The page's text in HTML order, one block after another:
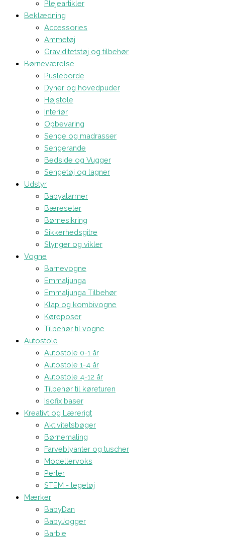
Plejeartikler
Beklædning
Accessories
Ammetøj
Graviditetstøj og tilbehør
Børneværelse
Pusleborde
Dyner og hovedpuder
Højstole
Interiør
Opbevaring
Senge og madrasser
Sengerande
Bedside og Vugger
Sengetøj og lagner
Udstyr
Babyalarmer
Bæreseler
Børnesikring
Sikkerhedsgitre
Slynger og vikler
Vogne
Barnevogne
Emmaljunga
Emmaljunga Tilbehør
Klap og kombivogne
Køreposer
Tilbehør til vogne
Autostole
Autostole 0-1 år
Autostole 1-4 år
Autostole 4-12 år
Tilbehør til køreturen
Isofix baser
Kreativt og Lærerigt
Aktivitetsbøger
Børnemaling
Farveblyanter og tuscher
Modellervoks
Perler
STEM - legetøj
Mærker
BabyDan
BabyJogger
Barbie